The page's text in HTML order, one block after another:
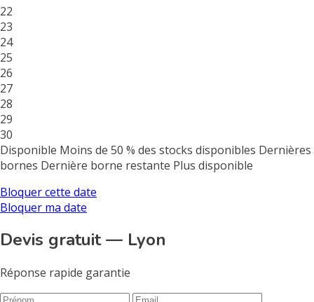
22
23
24
25
26
27
28
29
30
Disponible Moins de 50 % des stocks disponibles Dernières
bornes Dernière borne restante Plus disponible
Bloquer cette date
Bloquer ma date
Devis gratuit — Lyon
Réponse rapide garantie